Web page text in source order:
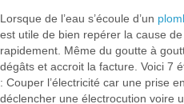
Lorsque de l’eau s’écoule d’un
est utile de bien repérer la cause
rapidement. Même du goutte à
dégâts et accroit la facture. Voici 7
: Couper l’électricité car une prise
déclencher une électrocution voire